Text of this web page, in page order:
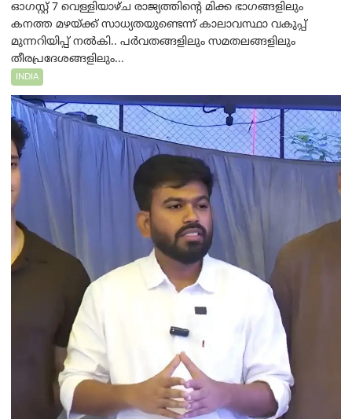
ഓഗസ്റ്റ് 7 വെള്ളിയാഴ്ച രാജ്യത്തിന്റെ മിക്ക ഭാഗങ്ങളിലും
കനത്ത മഴയ്ക്ക് സാധ്യതയുണ്ടെന്ന് കാലാവസ്ഥാ വകുപ്പ്
മുന്നറിയിപ്പ് നൽകി.. പർവതങ്ങളിലും സമതലങ്ങളിലും
തീരപ്രദേശങ്ങളിലും...
INDIA